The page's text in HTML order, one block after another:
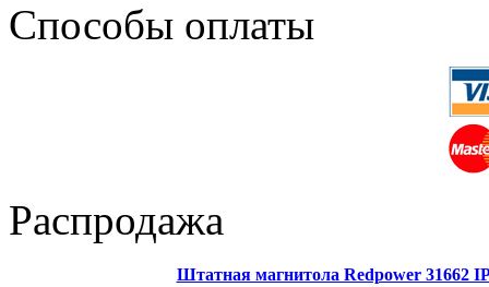
Способы оплаты
Распродажа
Штатная магнитола Redpower 31662